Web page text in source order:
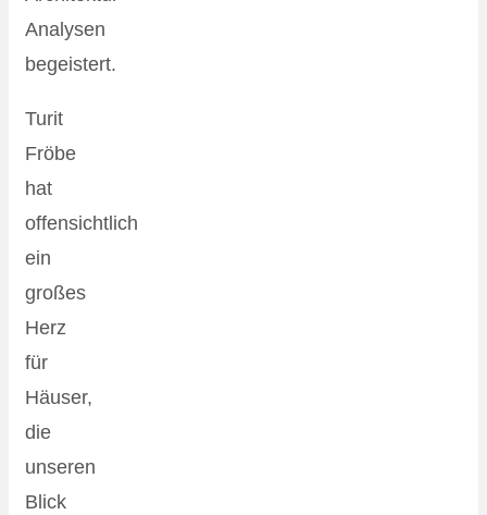
Analysen
begeistert.
Turit
Fröbe
hat
offensichtlich
ein
großes
Herz
für
Häuser,
die
unseren
Blick